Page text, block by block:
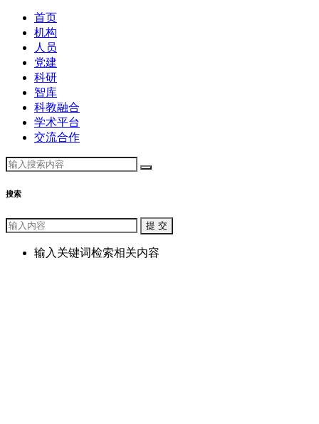
首页
机构
人员
党建
科研
智库
科教融合
学术平台
交流合作
搜索
提 交
输入关键词检索相关内容